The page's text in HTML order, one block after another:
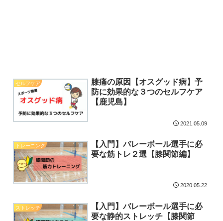
セルフケア
膝痛の原因【オスグッド病】予
防に効果的な３つのセルフケア
【鹿児島】
2021.05.09
トレーニング
【入門】バレーボール選手に必
要な筋トレ２選【膝関節編】
2020.05.22
ストレッチ
【入門】バレーボール選手に必
要な静的ストレッチ【膝関節